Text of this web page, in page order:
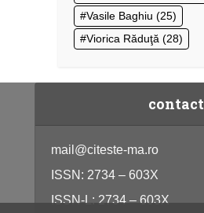
Vasile Baghiu (25)
Viorica Răduţă (28)
contact
mail@citeste-ma.ro
ISSN: 2734 – 603X
ISSN-L: 2734 – 603X